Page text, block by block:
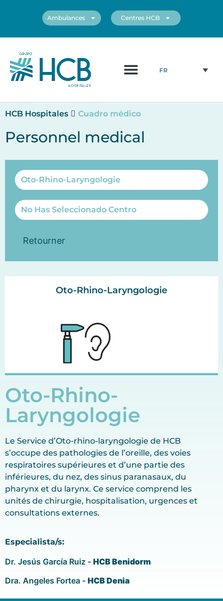
Ambulances Centres HCB
FR
HCB Hospitales Cuadro médico
Personnel medical
Oto-Rhino-Laryngologie
No Has Seleccionado Centro
Retourner
Oto-Rhino-Laryngologie
Oto-Rhino-
Laryngologie
Le Service d’Oto-rhino-laryngologie de HCB
s’occupe des pathologies de l’oreille, des voies
respiratoires supérieures et d’une partie des
inférieures, du nez, des sinus paranasaux, du
pharynx et du larynx. Ce service comprend les
unités de chirurgie, hospitalisation, urgences et
consultations externes.
Especialista/s:
Dr. Jesús García Ruiz - HCB Benidorm
Dra. Angeles Fortea - HCB Denia